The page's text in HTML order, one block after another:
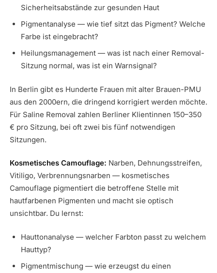
Sicherheitsabstände zur gesunden Haut
Pigmentanalyse — wie tief sitzt das Pigment? Welche
Farbe ist eingebracht?
Heilungsmanagement — was ist nach einer Removal-
Sitzung normal, was ist ein Warnsignal?
In Berlin gibt es Hunderte Frauen mit alter Brauen-PMU
aus den 2000ern, die dringend korrigiert werden möchte.
Für Saline Removal zahlen Berliner Klientinnen 150–350
€ pro Sitzung, bei oft zwei bis fünf notwendigen
Sitzungen.
Kosmetisches Camouflage: Narben, Dehnungsstreifen,
Vitiligo, Verbrennungsnarben — kosmetisches
Camouflage pigmentiert die betroffene Stelle mit
hautfarbenen Pigmenten und macht sie optisch
unsichtbar. Du lernst:
Hauttonanalyse — welcher Farbton passt zu welchem
Hauttyp?
Pigmentmischung — wie erzeugst du einen